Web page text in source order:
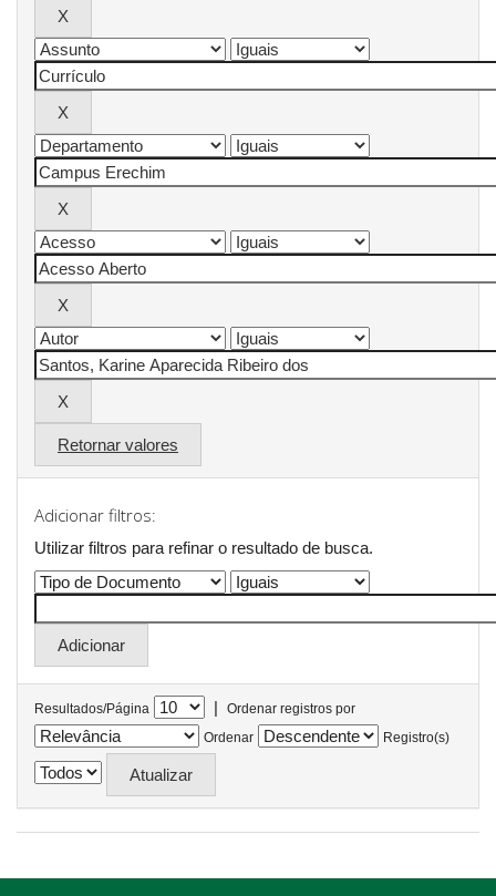
Retornar valores
Adicionar filtros:
Utilizar filtros para refinar o resultado de busca.
Resultados/Página |
Ordenar registros por
Ordenar
Registro(s)